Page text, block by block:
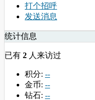
打个招呼
发送消息
统计信息
已有 2 人来访过
积分: --
金币: --
钻石: --